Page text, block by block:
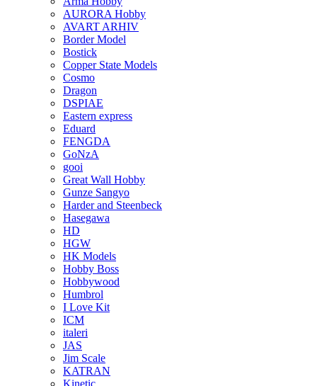
AURORA Hobby
AVART ARHIV
Border Model
Bostick
Copper State Models
Cosmo
Dragon
DSPIAE
Eastern express
Eduard
FENGDA
GoNzA
gooi
Great Wall Hobby
Gunze Sangyo
Harder and Steenbeck
Hasegawa
HD
HGW
HK Models
Hobby Boss
Hobbywood
Humbrol
I Love Kit
ICM
italeri
JAS
Jim Scale
KATRAN
Kinetic